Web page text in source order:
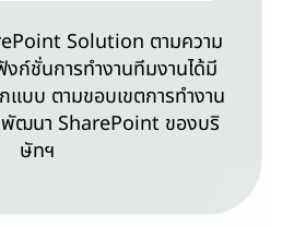
Solution ตามความ
งก์ชั่นการทำงานทีมงานได้มี
แบบ ตามขอบเขตการทำงาน
พัฒนา SharePoint ของบริ
ษัทฯ